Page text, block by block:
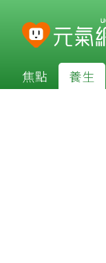
焦點 養生